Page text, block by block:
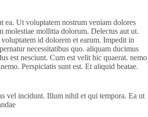
ea. Ut voluptatem nostrum veniam dolores
molestiae mollitia dolorum. Delectus aut ut.
id dolorem et earum. Impedit in
necessitatibus quo. aliquam ducimus
est nesciunt. Cum est velit hic quaerat. nemo
Perspiciatis sunt est. Et aliquid beatae.
vel incidunt. Illum nihil et qui tempora. Ea ut